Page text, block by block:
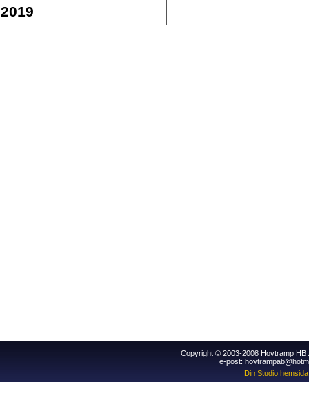
2019
Copyright © 2003-2008 Hovtramp HB
e-post:
Din Studio hemsida